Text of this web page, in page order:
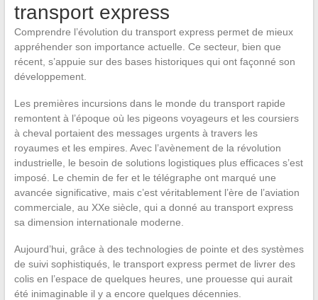
transport express
Comprendre l’évolution du transport express permet de mieux
appréhender son importance actuelle. Ce secteur, bien que
récent, s’appuie sur des bases historiques qui ont façonné son
développement.
Les premières incursions dans le monde du transport rapide
remontent à l’époque où les pigeons voyageurs et les coursiers
à cheval portaient des messages urgents à travers les
royaumes et les empires. Avec l’avènement de la révolution
industrielle, le besoin de solutions logistiques plus efficaces s’est
imposé. Le chemin de fer et le télégraphe ont marqué une
avancée significative, mais c’est véritablement l’ère de l’aviation
commerciale, au XXe siècle, qui a donné au transport express
sa dimension internationale moderne.
Aujourd’hui, grâce à des technologies de pointe et des systèmes
de suivi sophistiqués, le transport express permet de livrer des
colis en l’espace de quelques heures, une prouesse qui aurait
été inimaginable il y a encore quelques décennies.